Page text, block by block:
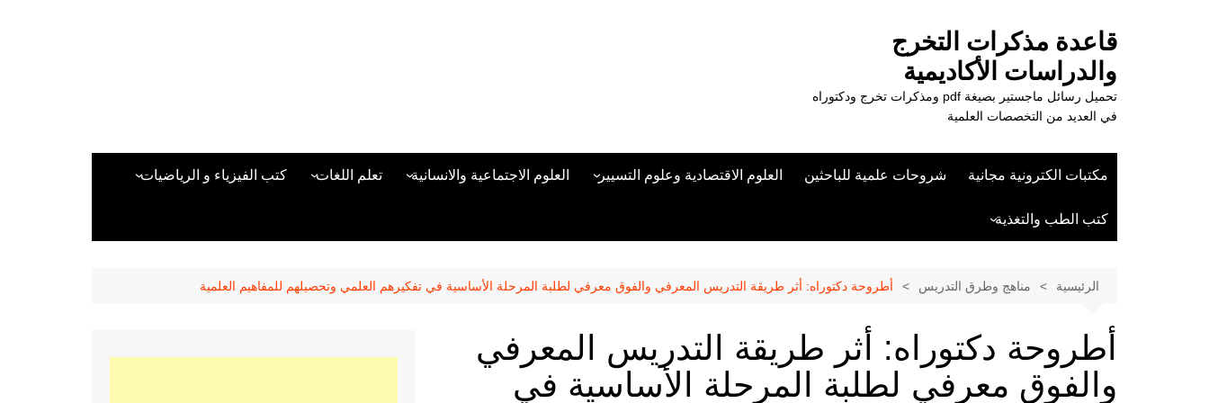
قاعدة مذكرات التخرج
والدراسات الأكاديمية
تحميل رسائل ماجستير بصيغة pdf ومذكرات تخرج ودكتوراه
في العديد من التخصصات العلمية
مكتبات الكترونية مجانية شروحات علمية للباحثين العلوم الاقتصادية وعلوم التسيير
علوم الادارة والموارد البشرية
العلوم الاجتماعية والانسانية
علم النفس
منهجية البحث العلمي
علم المكتبات
تعلم اللغات
تعلم اللغة التركية
كتب الفيزياء و الرياضيات
كتب لغات البرمجة
كتب الطب والتغذية
الرئيسية مناهج وطرق التدريس أطروحة دكتوراه: أثر طريقة التدريس المعرفي والفوق معرفي لطلبة المرحلة الأساسية في تفكيرهم العلمي وتحصيلهم للمفاهيم العلمية
أطروحة دكتوراه: أثر طريقة التدريس المعرفي
والفوق معرفي لطلبة المرحلة الأساسية في